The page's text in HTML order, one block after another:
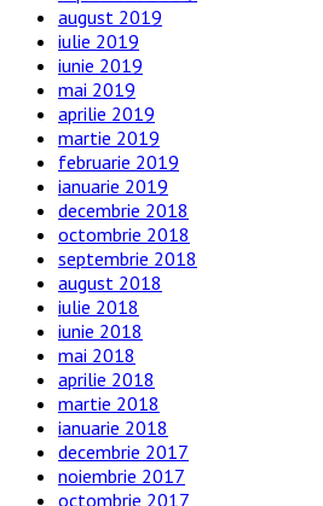
august 2019
iulie 2019
iunie 2019
mai 2019
aprilie 2019
martie 2019
februarie 2019
ianuarie 2019
decembrie 2018
octombrie 2018
septembrie 2018
august 2018
iulie 2018
iunie 2018
mai 2018
aprilie 2018
martie 2018
ianuarie 2018
decembrie 2017
noiembrie 2017
octombrie 2017